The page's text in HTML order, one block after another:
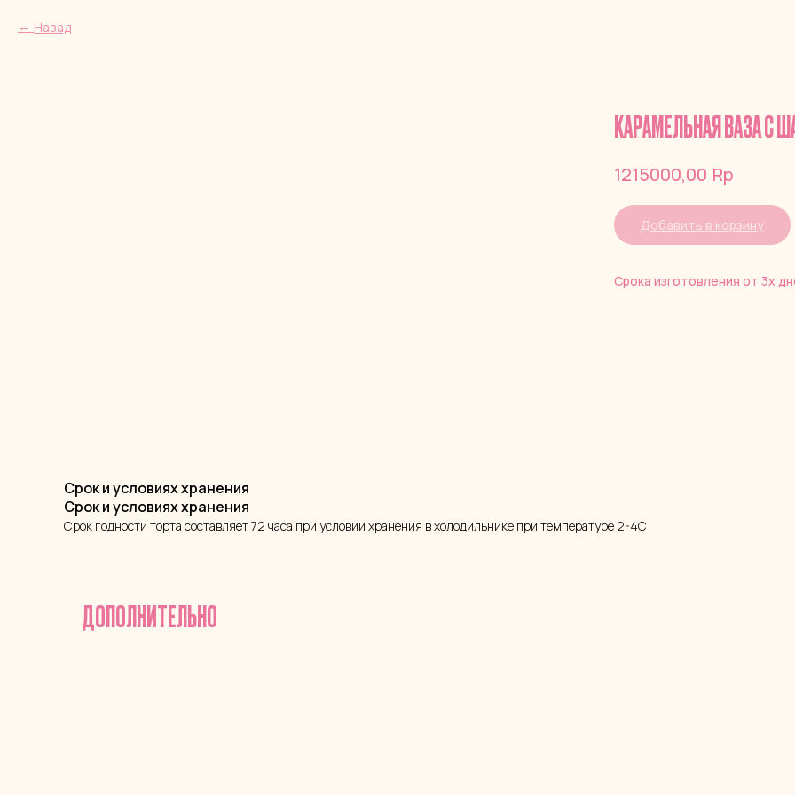
Назад
КАРАМЕЛЬНАЯ ВАЗА С
1215000,00 Rp
Добавить в корзину
Срока изготовления от 3х
Срок и условиях хранения
Срок и условиях хранения
Срок годности торта составляет 72 часа при условии хранения в холодильнике при температуре 2-4С
ДОПОЛНИТЕЛЬНО